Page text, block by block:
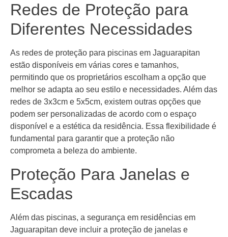
Redes de Proteção para
Diferentes Necessidades
As redes de proteção para piscinas em Jaguarapitan
estão disponíveis em várias cores e tamanhos,
permitindo que os proprietários escolham a opção que
melhor se adapta ao seu estilo e necessidades. Além das
redes de 3x3cm e 5x5cm, existem outras opções que
podem ser personalizadas de acordo com o espaço
disponível e a estética da residência. Essa flexibilidade é
fundamental para garantir que a proteção não
comprometa a beleza do ambiente.
Proteção Para Janelas e
Escadas
Além das piscinas, a segurança em residências em
Jaguarapitan deve incluir a proteção de janelas e